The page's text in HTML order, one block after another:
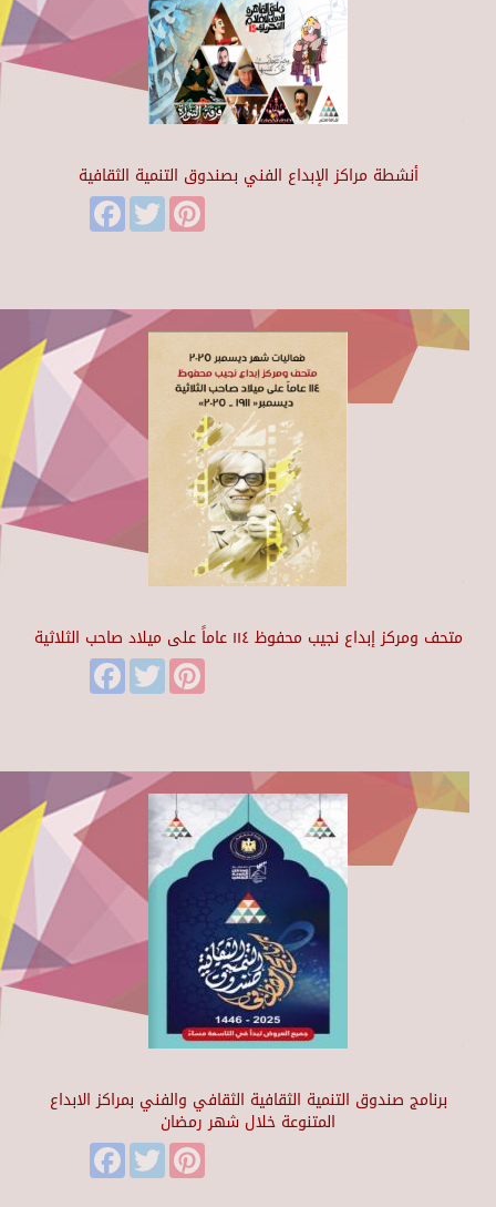
أنشطة مراكز الإبداع الفني بصندوق التنمية الثقافية
FacebookTwitter
متحف ومركز إبداع نجيب محفوظ ١١٤ عاماً على ميلاد صاحب الثلاثية
FacebookTwitter
برنامج صندوق التنمية الثقافية الثقافي والفني بمراكز الابداع
المتنوعة خلال شهر رمضان
FacebookTwitter